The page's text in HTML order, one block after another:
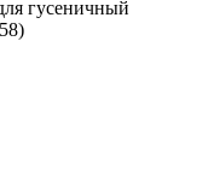
гусеничный